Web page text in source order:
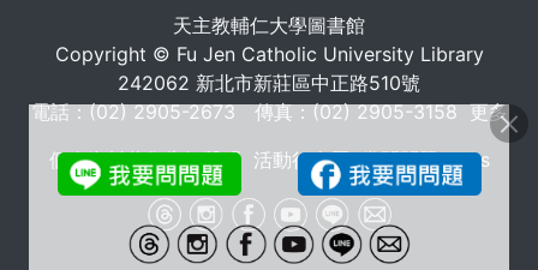
天主教輔仁大學圖書館
Copyright © Fu Jen Catholic University Library
242062 新北市新莊區中正路510號
電話：(02) 2905-2673 傳真：(02) 2905-3158更多
個人資料蒐集告知聲明 活動行事曆 常問問題 FAQs